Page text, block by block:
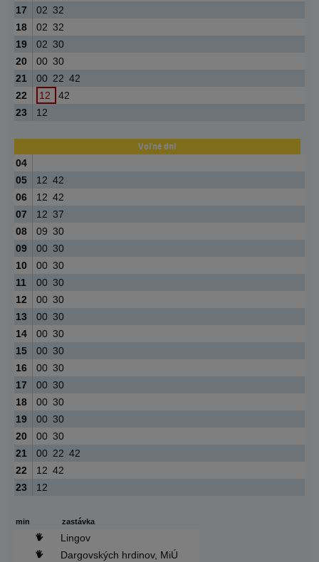
min zastávka
Lingov
Dargovských hrdinov, MiÚ
17
02 32
18
02 32
19
02 30
20
00 30
21
00 22 42
22
12
42
23
12
Voľné dni
04
05
12 42
06
12 42
07
12 37
08
09 30
09
00 30
10
00 30
11
00 30
12
00 30
13
00 30
14
00 30
15
00 30
16
00 30
17
00 30
18
00 30
19
00 30
20
00 30
21
00 22 42
22
12 42
23
12